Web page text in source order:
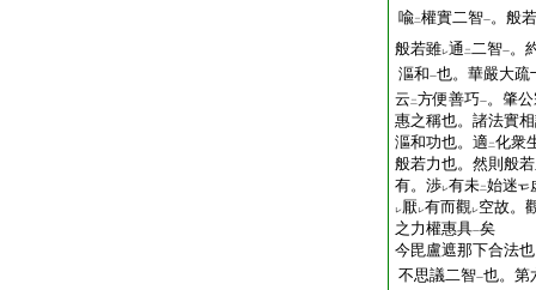
喩二權實二智一。般
般若雖レ通 二二智一。
漚和一也。華嚴大疏
云 二方便善巧一。肇
惠之稱也。諸法實
漚和功也。適 二化衆
般若力也。然則般
有。渉レ有未二始迷
レ厭レ有而觀レ空故。
之力權惠具一矣
今毘盧遮那下合法
不思議二智一也。第